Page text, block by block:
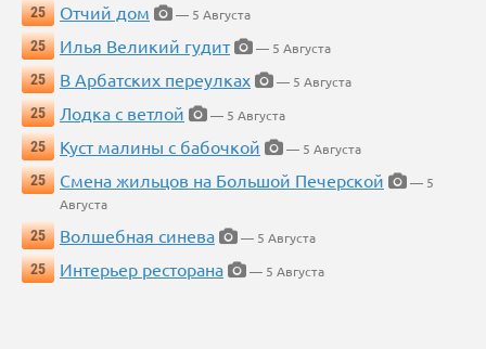
25
Отчий дом
— 5 Августа
25
Илья Великий гудит
— 5 Августа
25
В Арбатских переулках
— 5 Августа
25
Лодка с ветлой
— 5 Августа
25
Куст малины с бабочкой
— 5 Августа
25
Смена жильцов на Большой Печерской
— 5
Августа
25
Волшебная синева
— 5 Августа
25
Интерьер ресторана — 5 Августа